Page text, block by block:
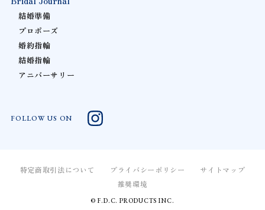
結婚準備
プロポーズ
婚約指輪
結婚指輪
アニバーサリー
FOLLOW US ON
特定商取引法について プライバシーポリシー
サイトマップ
推奨環境
© F.D.C. PRODUCTS INC.